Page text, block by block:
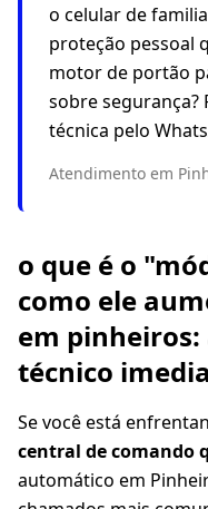
o celular de
proteção pessoal
motor de portão
sobre segurança?
técnica pelo
Atendimento em
o que é o
como ele
em
técnico
Se você está
central de comando
automático em